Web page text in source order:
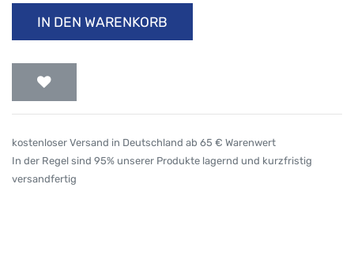
IN DEN WARENKORB
kostenloser Versand in Deutschland ab 65 € Warenwert
In der Regel sind 95% unserer Produkte lagernd und kurzfristig
versandfertig